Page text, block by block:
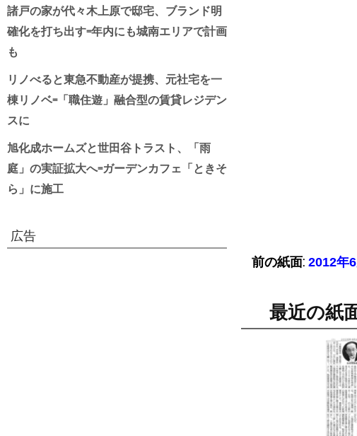
前の紙面: 2012年
最近の紙
諸戸の家が代々木上原で邸宅、ブランド明
確化を打ち出す=年内にも城南エリアで計画
も
リノべると東急不動産が提携、元社宅を一
棟リノベ=「職住遊」融合型の賃貸レジデン
スに
旭化成ホームズと世田谷トラスト、「雨
庭」の実証拡大へ=ガーデンカフェ「ときそ
ら」に施工
広告